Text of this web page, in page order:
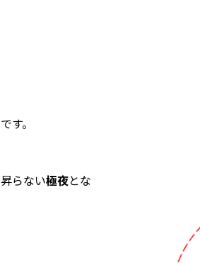
す。
らない極夜とな